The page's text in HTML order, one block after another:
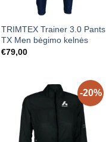
TRIMTEX Trainer 3.0 Pants
TX Men bėgimo kelnės
€79,00
-20%